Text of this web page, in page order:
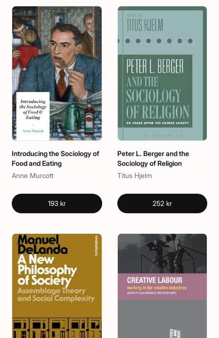
Introducing the Sociology of
Food and Eating
Anne Murcott
193 kr
Peter L. Berger and the
Sociology of Religion
Titus Hjelm
252 kr